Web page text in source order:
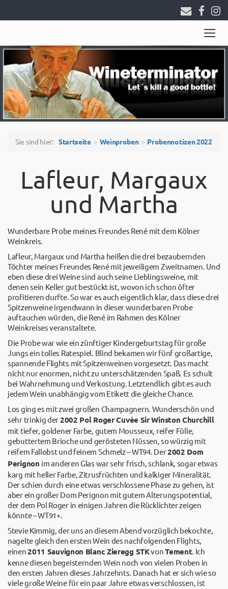
Sie sind hier: Startseite Weinproben Probennotizen 2022
Lafleur, Margaux
und Martha
Wunderbare Probe meines Freundes René mit dem Kölner
Weinkreis.
Lafleur, Margaux und Martha heißen die drei bezaubernden
Töchter meines Freundes René mit jeweiligem Zweitnamen. Und
eben diese drei Weine sind auch seine Lieblingsweine, mit
denen sein Keller gut bestückt ist, wovon ich schon öfter
profitieren durfte. So war es auch eigentlich klar, dass diese drei
Spitzenweine irgendwann in dieser wunderbaren Probe
auftauchen würden, die René im Rahmen des Kölner
Weinkreises veranstaltete.
Die Probe war wie ein zünftiger Kindergeburtstag für große
Jungs ein tolles Ratespiel. Blind bekamen wir fünf großartige,
spannende Flights mit Spitzenweinen vorgesetzt. Das macht
nicht nur enormen, nicht zu unterschätzenden Spaß. Es schult
bei Wahrnehmung und Verkostung. Letztendlich gibt es auch
jedem Wein unabhängig vom Etikett die gleiche Chance.
Los ging es mit zwei großen Champagnern. Wunderschön und
sehr trinkig der2002 Pol Roger Cuvée Sir Winston Churchill
mit tiefer, goldener Farbe, gutem Mousseux, reifer Fülle,
gebuttertem Brioche und gerösteten Nüssen, so würzig mit
reifem Fallobst und feinem Schmelz – WT94. Der2002 Dom
Perignon im anderen Glas war sehr frisch, schlank, sogar etwas
karg mit heller Farbe, Zitrusfrüchten und kalkiger Mineralität.
Der schien durch eine etwas verschlossene Phase zu gehen, ist
aber ein großer Dom Perignon mit gutem Alterungspotential,
der dem Pol Roger in einigen Jahren die Rücklichter zeigen
könnte – WT91+.
Stevie Kimmig, der uns an diesem Abend vorzüglich bekochte,
nagelte gleich den ersten Wein des nachfolgenden Flights,
einen2011 Sauvignon Blanc Zieregg STKvonTement. Ich
kenne diesen begeisternden Wein noch von vielen Proben in
den ersten Jahren dieses Jahrzehnts. Danach hat er sich wie so
viele große Weine für ein paar Jahre etwas verschlossen, ist